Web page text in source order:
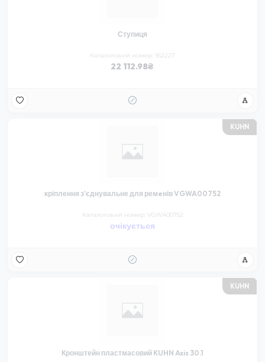
Ступиця
Каталоговий номер: 952227
22 112.98
KUHN
кріплення з'єднувальне для ремeнів VGWA00752
Каталоговий номер: VGWA00752
очікується
KUHN
Кронштейн пластмасовий KUHN Axis 30.1